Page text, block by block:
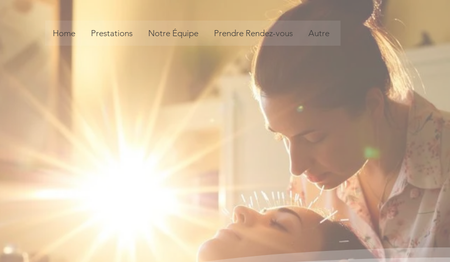
Home Prestations Notre Équipe Prendre Rendez-vous Autre